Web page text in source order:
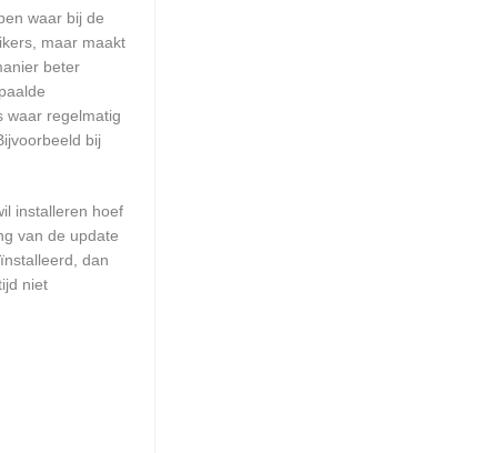
waar bij de
maar maakt
beter
waar regelmatig
bij
installeren hoef
van de update
dan
niet